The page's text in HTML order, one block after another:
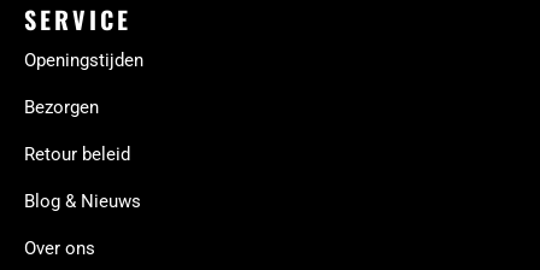
SERVICE
Openingstijden
Bezorgen
Retour beleid
Blog & Nieuws
Over ons